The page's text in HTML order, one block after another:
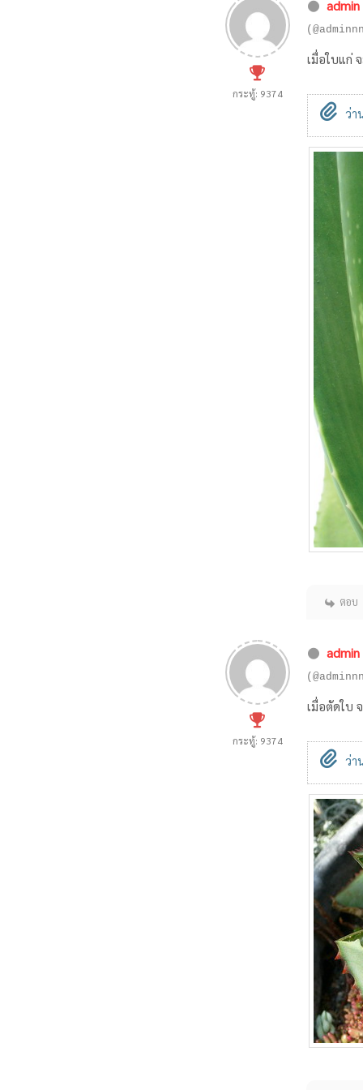
กระทู้: 9374
admin
เมื่อใบแก่
ว่า
ตอบ
กระทู้: 9374
admin
เมื่อตัดใบ
ว่า